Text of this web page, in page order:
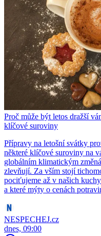
Proč může být letos dražší
klíčové suroviny
Přípravy na letošní svátky
některé klíčové suroviny na
globálním klimatickým
zlevňují. Za vším stojí
pociťujeme až v našich
a které mýty o cenách
NESPECHEJ.cz
dnes, 09:00